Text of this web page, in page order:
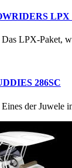
LPX
LPX-Paket,
286SC
der Juwele